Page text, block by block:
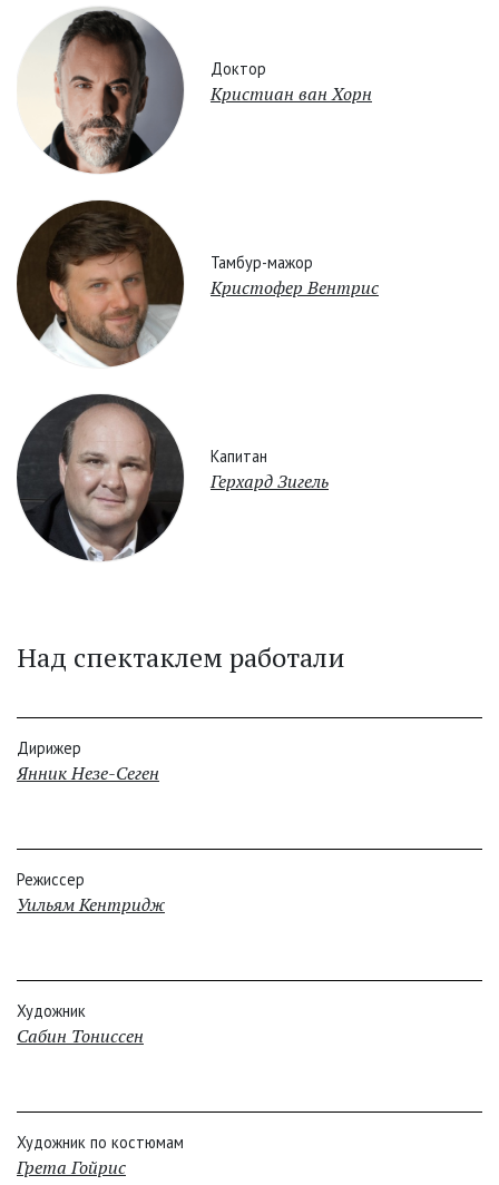
Доктор
Кристиан ван Хорн
Тамбур-мажор
Кристофер Вентрис
Капитан
Герхард Зигель
Над спектаклем работали
Дирижер
Янник Незе-Сеген
Режиссер
Уильям Кентридж
Художник
Сабин Тониссен
Художник по костюмам
Грета Гойрис